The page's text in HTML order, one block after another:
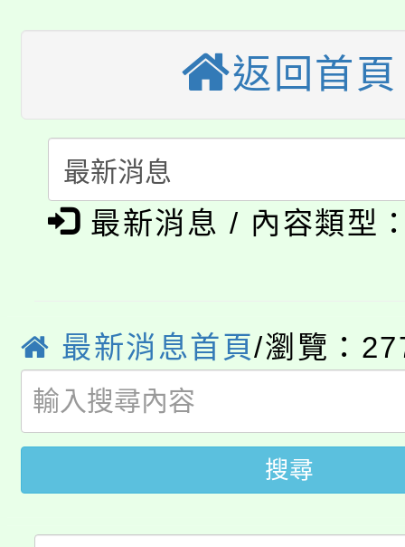
車」活動
桃園市115學年度學生
生本土語及新住民語歌
公告本校115學年度第
代理(課)教師甄選結果(
公告本校115學年度第
代理(課)教師甄選結果(
轉知中國文化大學推廣
《TA101》溝通分析基
系所師生報名參加。
淨零綠生活教案入校路
115年食農教育專業人
學籍身 分審查程序及
版
淨零綠領人才培育課程
公告本校115學年度第
代理(課)教師甄選結果(
「2026金融保險知識
桃園市115學年度學生
返回首頁
最新消息 / 內容類型
最新消息首頁/瀏覽：
搜尋